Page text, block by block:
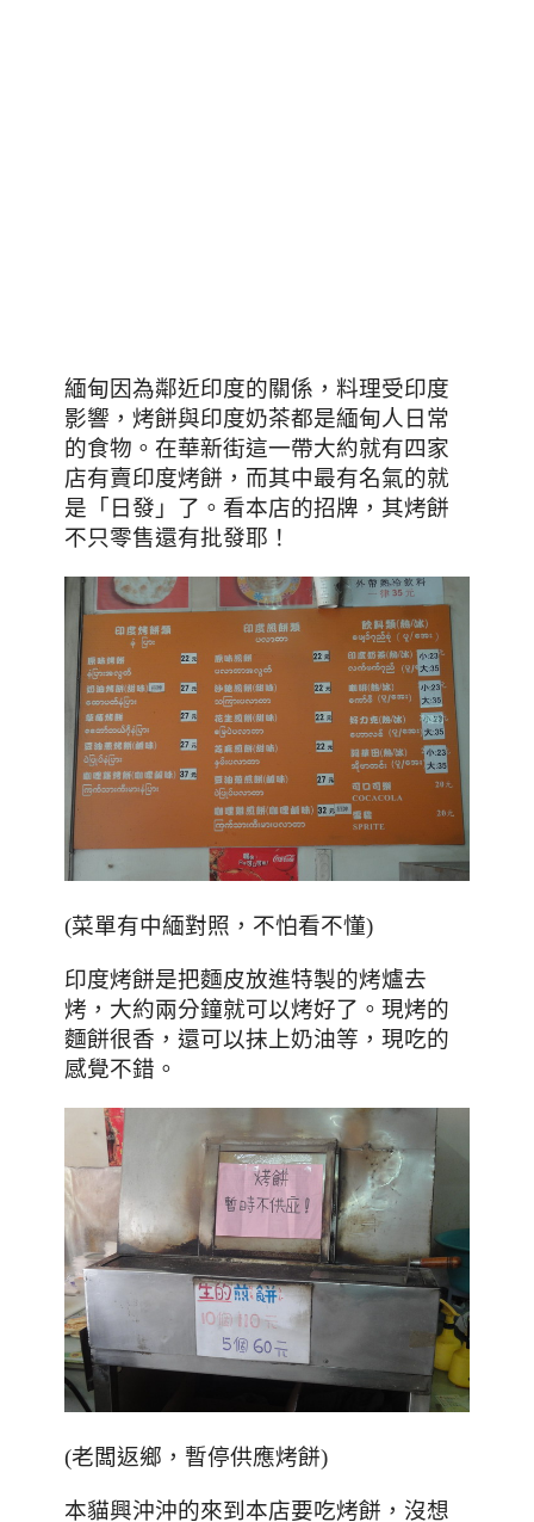
緬甸因為鄰近印度的關係，料理受印度
影響，烤餅與印度奶茶都是緬甸人日常
的食物。在華新街這一帶大約就有四家
店有賣印度烤餅，而其中最有名氣的就
是「日發」了。看本店的招牌，其烤餅
不只零售還有批發耶！
(菜單有中緬對照，不怕看不懂)
印度烤餅是把麵皮放進特製的烤爐去
烤，大約兩分鐘就可以烤好了。現烤的
麵餅很香，還可以抹上奶油等，現吃的
感覺不錯。
(老闆返鄉，暫停供應烤餅)
本貓興沖沖的來到本店要吃烤餅，沒想